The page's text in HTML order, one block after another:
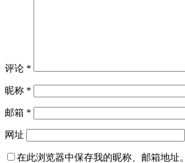
评论 *
昵称 *
邮箱 *
网址
在此浏览器中保存我的昵称、邮箱地址。